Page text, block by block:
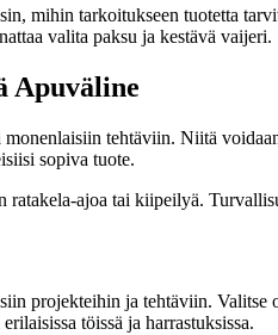
mihin tarkoitukseen tuotetta
valita paksu ja kestävä vaijeri.
Apuväline
tehtäviin. Niitä
sopiva tuote.
ajoa tai kiipeilyä.
projekteihin ja tehtäviin.
töissä ja harrastuksissa.